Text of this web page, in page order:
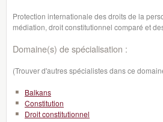
Protection internationale des droits de la
médiation, droit constitutionnel comparé et
Domaine(s) de spécialisation :
(Trouver d'autres spécialistes dans ce
Balkans
Constitution
Droit constitutionnel